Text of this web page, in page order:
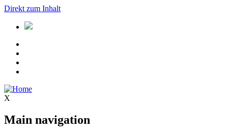
Direkt zum Inhalt
X
Main navigation